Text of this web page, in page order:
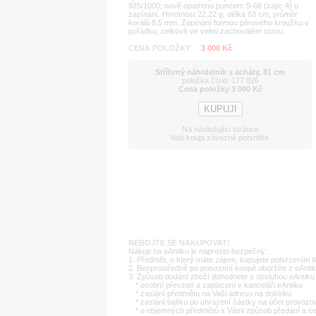
925/1000; nově opatřeno puncem S-68 (zajíc 4) u
zapínání. Hmotnost 22,22 g, délka 83 cm, průměr
korálů 8,5 mm. Zapínání formou pérového kroužku v
pořádku, celkově ve velmi zachovalém stavu.
CENA POLOŽKY
3 000 Kč
Stříbrný náhrdelník s acháty, 81 cm
položka číslo: 177 826
Cena položky 3 000 Kč
Na následující stránce
Vaši koupi závazně potvrdíte.
NEBOJTE SE NAKUPOVAT!
Nákup na eAntiku je naprosto bezpečný:
1. Předmět, o který máte zájem, kupujete potvrzením
2. Bezprostředně po potvrzení koupě obdržíte z
3. Způsob dodání zboží dohodnete s obsluhou
* osobní převzetí a zaplacení v kanceláři eAntiku
* zaslání předmětu na Vaši adresu na dobírku
* zaslání balíku po uhrazení částky na účet
* u objemných předmětů s Vámi způsob předání a